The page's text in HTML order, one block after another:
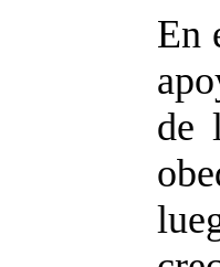
En
de